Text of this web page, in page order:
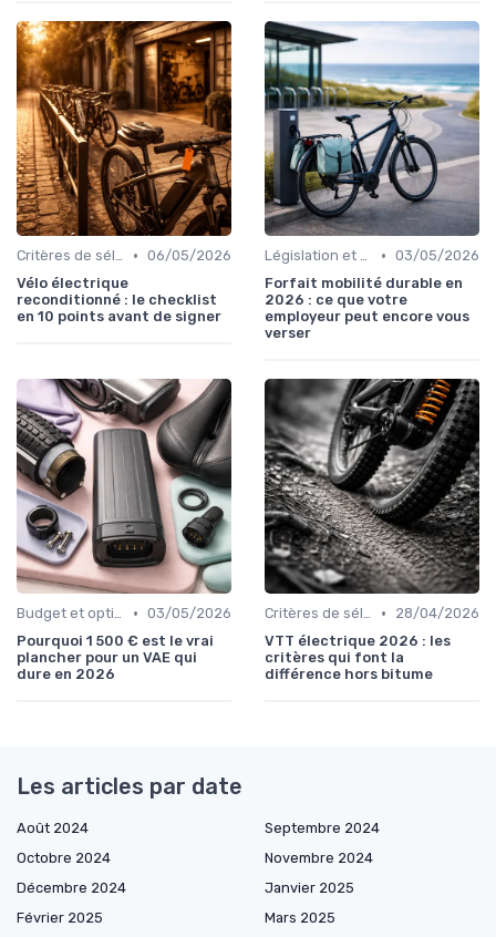
Critères de sélection (autonomie, puissance, poids) • 06/05/2026
Vélo électrique
reconditionné : le checklist
en 10 points avant de signer
Législation et règlementation sur l'usage • 03/05/2026
Forfait mobilité durable en
2026 : ce que votre
employeur peut encore vous
verser
Budget et options de financement • 03/05/2026
Pourquoi 1 500 € est le vrai
plancher pour un VAE qui
dure en 2026
Critères de sélection (autonomie, puissance, poids) •
28/04/2026
VTT électrique 2026 : les
critères qui font la
différence hors bitume
Les articles par date
Août 2024
Septembre 2024
Octobre 2024
Novembre 2024
Décembre 2024
Janvier 2025
Février 2025
Mars 2025